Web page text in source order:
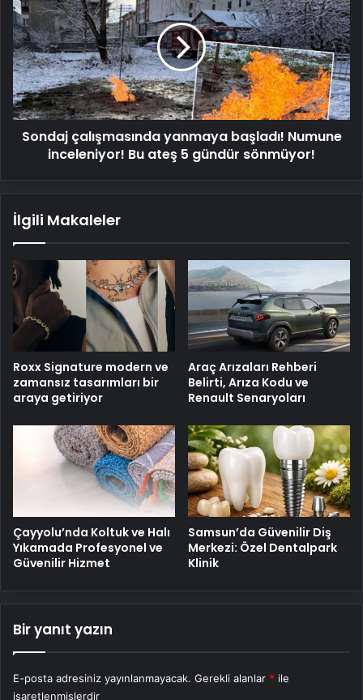
yanmaya
başladı!
Numune
inceleniyor!
Bu
ateş
5
gündür
sönmüyor!
Sondaj çalışmasında yanmaya başladı! Numune
inceleniyor! Bu ateş 5 gündür sönmüyor!
İlgili Makaleler
Roxx Signature modern ve
zamansız tasarımları bir
araya getiriyor
Araç Arızaları Rehberi
Belirti, Arıza Kodu ve
Renault Senaryoları
Çayyolu’nda Koltuk ve Halı
Yıkamada Profesyonel ve
Güvenilir Hizmet
Samsun’da Güvenilir Diş
Merkezi: Özel Dentalpark
Klinik
Bir yanıt yazın
E-posta adresiniz yayınlanmayacak. Gerekli alanlar * ile
işaretlenmişlerdir